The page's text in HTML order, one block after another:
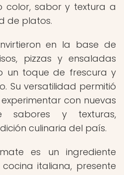
color, sabor y textura a
de platos.
en la base de
pizzas y ensaladas
un toque de frescura y
Su versatilidad permitió
con nuevas
sabores y texturas,
culinaria del país.
es un ingrediente
italiana, presente